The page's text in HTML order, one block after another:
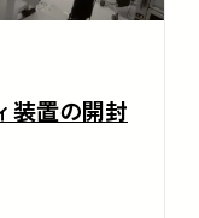
装置の開封